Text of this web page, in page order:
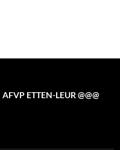
ETTEN-LEUR @@@